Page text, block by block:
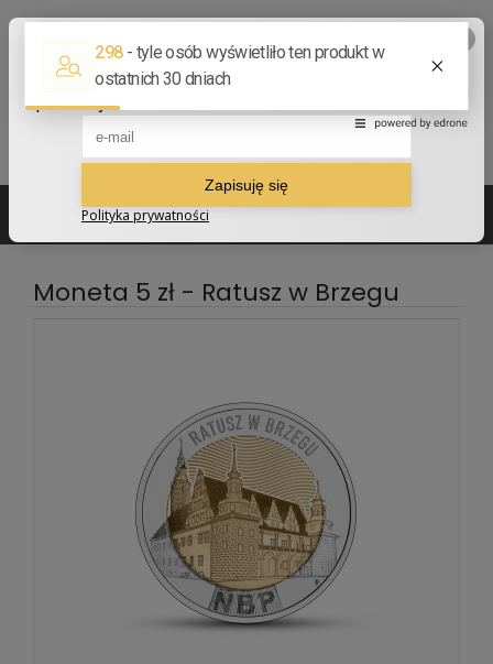
Moneta 5 zł - Ratusz w Brzegu